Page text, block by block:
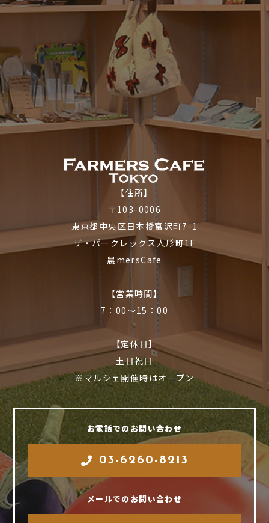
【住所】
〒103-0006
東京都中央区日本橋富沢町7-1
ザ・パークレックス人形町1F
農mersCafe
【営業時間】
7：00〜15：00
【定休日】
土日祝日
※マルシェ開催時はオープン
お電話でのお問い合わせ
03-6260-8213
メールでのお問い合わせ